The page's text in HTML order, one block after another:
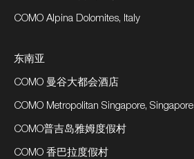
COMO Alpina Dolomites, Italy
东南亚
COMO 曼谷大都会酒店
COMO Metropolitan Singapore, Singapore
COMO普吉岛雅姆度假村
COMO 香巴拉度假村